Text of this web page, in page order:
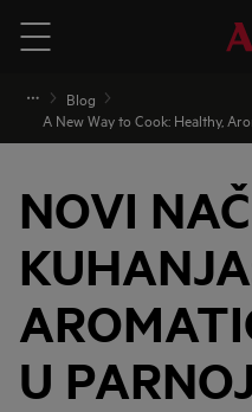
Menu
Blog
A New Way to Cook: Healthy,
NOVI
U